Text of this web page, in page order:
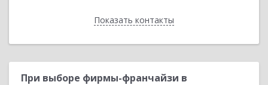
Показать контакты
Назад
При выборе фирмы-франчайзи в